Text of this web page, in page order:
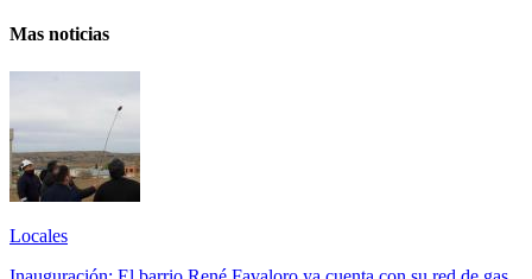
Mas noticias
Locales